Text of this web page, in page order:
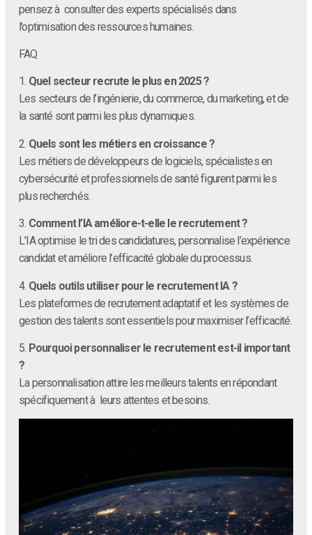
pensez à consulter des experts spécialisés dans
l’optimisation des ressources humaines.
FAQ
1. Quel secteur recrute le plus en 2025 ?
Les secteurs de l’ingénierie, du commerce, du marketing, et de
la santé sont parmi les plus dynamiques.
2. Quels sont les métiers en croissance ?
Les métiers de développeurs de logiciels, spécialistes en
cybersécurité et professionnels de santé figurent parmi les
plus recherchés.
3. Comment l’IA améliore-t-elle le recrutement ?
L’IA optimise le tri des candidatures, personnalise l’expérience
candidat et améliore l’efficacité globale du processus.
4. Quels outils utiliser pour le recrutement IA ?
Les plateformes de recrutement adaptatif et les systèmes de
gestion des talents sont essentiels pour maximiser l’efficacité.
5. Pourquoi personnaliser le recrutement est-il important
?
La personnalisation attire les meilleurs talents en répondant
spécifiquement à leurs attentes et besoins.